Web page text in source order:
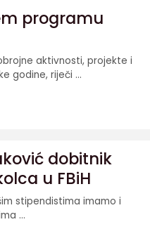
programu
aktivnosti, projekte i
godine, riječi ...
dobitnik
u FBiH
stipendistima imamo i
...